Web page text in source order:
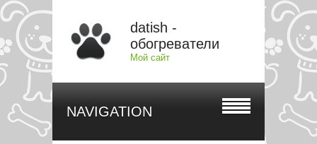
datish -
обогреватели
Мой сайт
NAVIGATION